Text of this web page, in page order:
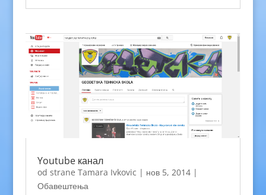
Youtube канал
od strane Tamara Ivkovic | нов 5, 2014|
Обавештења